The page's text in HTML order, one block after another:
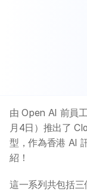
由 Open AI 前員
月4日）推出了
型，作為香港 AI
紹！
這一系列共包括